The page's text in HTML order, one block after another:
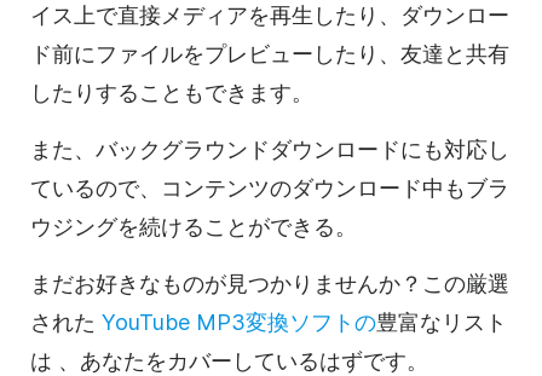
イス上で直接メディアを再生したり、ダウンロー
ド前にファイルをプレビューしたり、友達と共有
したりすることもできます。
また、バックグラウンドダウンロードにも対応し
ているので、コンテンツのダウンロード中もブラ
ウジングを続けることができる。
まだお好きなものが見つかりませんか？この厳選
された YouTube MP3変換ソフトの豊富なリスト
は 、あなたをカバーしているはずです。